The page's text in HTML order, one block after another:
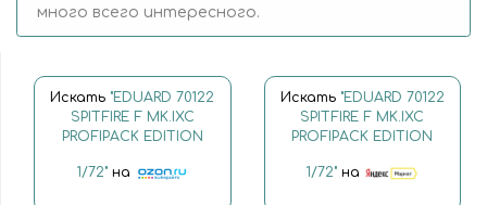
много всего интересного.
Искать "EDUARD 70122
SPITFIRE F MK.IXC
PROFIPACK EDITION
1/72"на
Искать "EDUARD 70122
SPITFIRE F MK.IXC
PROFIPACK EDITION
1/72" на